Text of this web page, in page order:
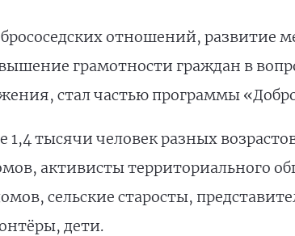
отношений, развитие
грамотности граждан в
стал частью программы
тысячи человек разных
активисты территориального
сельские старосты,
дети.